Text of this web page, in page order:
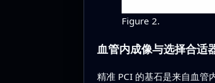
Figure 2.
血管内成像与选择合适
精准 PCI 的基石是来自血管